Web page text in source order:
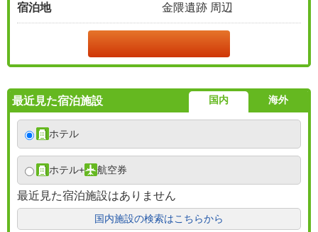
宿泊地 金隈遺跡 周辺
最近見た宿泊施設 国内 海外
ホテル
ホテル+ 航空券
最近見た宿泊施設はありません
国内施設の検索はこちらから